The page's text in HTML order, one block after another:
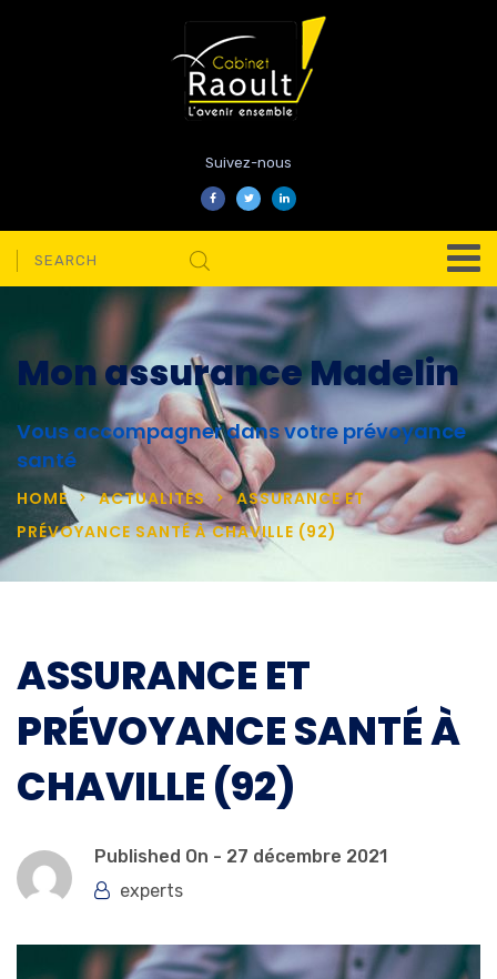
Suivez-nous
Mon assurance Madelin
Vous accompagner dans votre prévoyance
santé
HOME ACTUALITÉS
ASSURANCE ET
PRÉVOYANCE SANTÉ À CHAVILLE (92)
ASSURANCE ET
PRÉVOYANCE SANTÉ À
CHAVILLE (92)
Published On - 27 décembre 2021
experts